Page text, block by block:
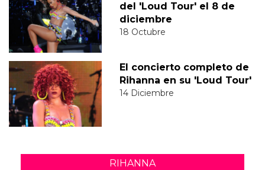
del 'Loud Tour' el 8 de
diciembre
18 Octubre
El concierto completo de
Rihanna en su 'Loud Tour'
14 Diciembre
RIHANNA